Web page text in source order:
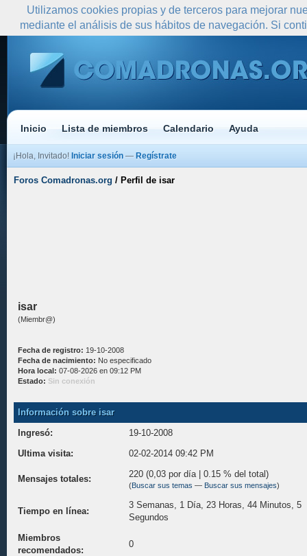
Inicio Lista de miembros Calendario Ayuda
¡Hola, Invitado! Iniciar sesión — Regístrate
Foros Comadronas.org / Perfil de isar
isar
(Miembr@)
Fecha de registro: 19-10-2008
Fecha de nacimiento: No especificado
Hora local: 07-08-2026 en 09:12 PM
Estado: Sin conexión
Información sobre isar
Ingresó:
19-10-2008
Ultima visita:
02-02-2014 09:42 PM
Mensajes totales: 220 (0,03 por día | 0.15 % del total)
(Buscar sus temas — Buscar sus mensajes)
Tiempo en línea:
3 Semanas, 1 Día, 23 Horas, 44 Minutos, 5
Segundos
Miembros
recomendados:
0
Utilizamos cookies propias y de terceros para mejorar
mediante el análisis de sus hábitos de navegación. Si